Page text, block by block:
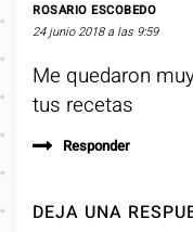
ROSARIO ESCOBEDO
24 junio 2018 a las 9:59
Me quedaron
tus recetas
Responder
DEJA UNA